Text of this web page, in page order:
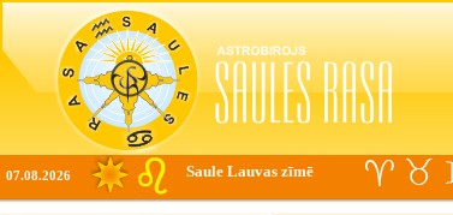
07.08.2026 Saule Lauvas zīmē